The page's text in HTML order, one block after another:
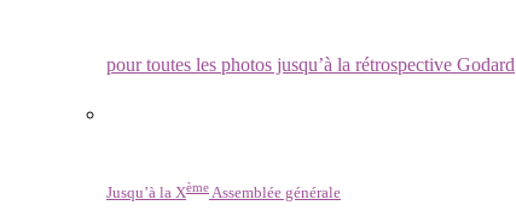
pour toutes les photos jusqu’à la rétrospective Godard
Jusqu’à la Xème Assemblée générale